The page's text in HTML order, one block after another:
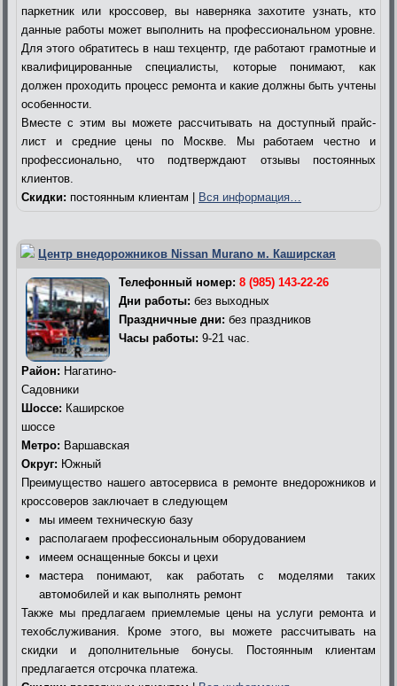
паркетник или кроссовер, вы наверняка захотите узнать, кто
данные работы может выполнить на профессиональном уровне.
Для этого обратитесь в наш техцентр, где работают грамотные и
квалифицированные специалисты, которые понимают, как
должен проходить процесс ремонта и какие должны быть учтены
особенности.
Вместе с этим вы можете рассчитывать на доступный прайс-
лист и средние цены по Москве. Мы работаем честно и
профессионально, что подтверждают отзывы постоянных
клиентов.
Скидки: постоянным клиентам | Вся информация…
Центр внедорожников Nissan Murano м. Каширская
Телефонный номер: 8 (985) 143-22-26
Дни работы: без выходных
Праздничные дни: без праздников
Часы работы: 9-21 час.
Район: Нагатино-
Садовники
Шоссе: Каширское
шоссе
Метро: Варшавская
Округ: Южный
Преимущество нашего автосервиса в ремонте внедорожников и
кроссоверов заключает в следующем
мы имеем техническую базу
располагаем профессиональным оборудованием
имеем оснащенные боксы и цехи
мастера понимают, как работать с моделями таких
автомобилей и как выполнять ремонт
Также мы предлагаем приемлемые цены на услуги ремонта и
техобслуживания. Кроме этого, вы можете рассчитывать на
скидки и дополнительные бонусы. Постоянным клиентам
предлагается отсрочка платежа.